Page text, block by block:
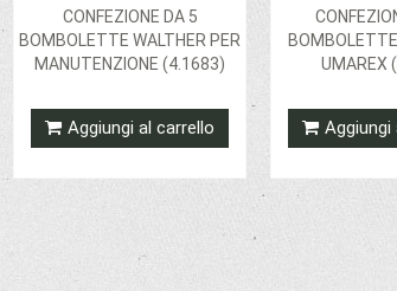
CONFEZIONE DA 5
BOMBOLETTE WALTHER PER
MANUTENZIONE (4.1683)
Aggiungi al carrello
UMAREX
Aggiungi